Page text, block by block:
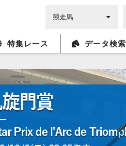
特集レース データ検索